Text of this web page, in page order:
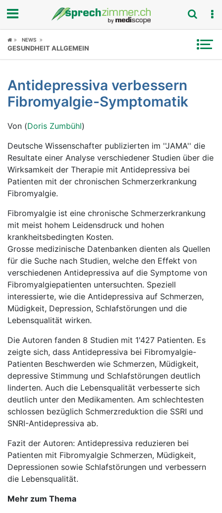
Fokus
Symptome
Untersuchungen
Ratgeber
Rubriken
NEWS
GESUNDHEIT ALLGEMEIN
Antidepressiva verbessern
Fibromyalgie-Symptomatik
Von (Doris Zumbühl)
Deutsche Wissenschafter publizierten im ''JAMA'' die
Resultate einer Analyse verschiedener Studien über die
Wirksamkeit der Therapie mit Antidepressiva bei
Patienten mit der chronischen Schmerzerkrankung
Fibromyalgie.
Fibromyalgie ist eine chronische Schmerzerkrankung
mit meist hohem Leidensdruck und hohen
krankheitsbedingten Kosten.
Grosse medizinische Datenbanken dienten als Quellen
für die Suche nach Studien, welche den Effekt von
verschiedenen Antidepressiva auf die Symptome von
Fibromyalgiepatienten untersuchten. Speziell
interessierte, wie die Antidepressiva auf Schmerzen,
Müdigkeit, Depression, Schlafstörungen und die
Lebensqualität wirken.
Die Autoren fanden 8 Studien mit 1'427 Patienten. Es
zeigte sich, dass Antidepressiva bei Fibromyalgie-
Patienten Beschwerden wie Schmerzen, Müdigkeit,
depressive Stimmung und Schlafstörungen deutlich
linderten. Auch die Lebensqualität verbesserte sich
deutlich unter den Medikamenten. Am schlechtesten
schlossen bezüglich Schmerzreduktion die SSRI und
SNRI-Antidepressiva ab.
Fazit der Autoren: Antidepressiva reduzieren bei
Patienten mit Fibromyalgie Schmerzen, Müdigkeit,
Depressionen sowie Schlafstörungen und verbessern
die Lebensqualität.
Mehr zum Thema